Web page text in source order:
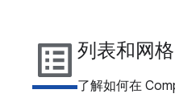
list_alt 列表和网格
了解如何在